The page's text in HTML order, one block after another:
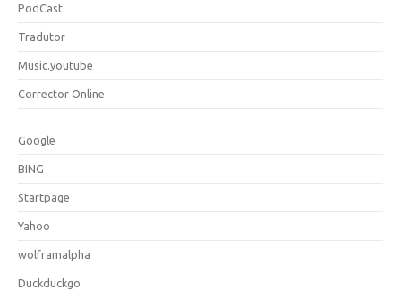
PodCast
Tradutor
Music.youtube
Corrector Online
Google
BING
Startpage
Yahoo
wolframalpha
Duckduckgo